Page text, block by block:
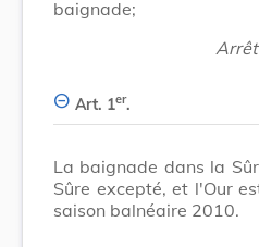
baignade;
Art. 1er.
La baignade dans la
Sûre excepté, et l'Our
saison balnéaire 2010.